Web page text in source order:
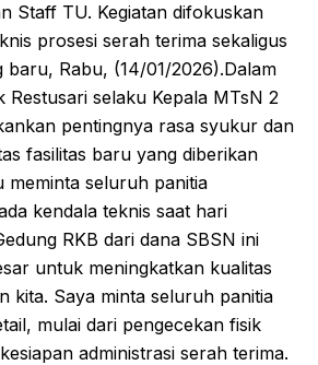
Staff TU. Kegiatan difokuskan
prosesi serah terima sekaligus
baru, Rabu, (14/01/2026).Dalam
Restusari selaku Kepala MTsN 2
pentingnya rasa syukur dan
fasilitas baru yang diberikan
meminta seluruh panitia
kendala teknis saat hari
RKB dari dana SBSN ini
untuk meningkatkan kualitas
kita. Saya minta seluruh panitia
mulai dari pengecekan fisik
administrasi serah terima.